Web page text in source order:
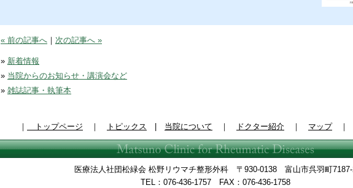
« 前の記事へ ｜ 次の記事へ »
» 新着情報
» 当院からのお知らせ・講演会など
» 雑誌記事・執筆本
｜ トップページ ｜ トピックス 当院について ｜ ドクター紹介 ｜ マップ
医療法人社団松緑会 松野リウマチ整形外科 〒930-0138 富山市呉羽町
TEL：076-436-1757 FAX：076-436-1758